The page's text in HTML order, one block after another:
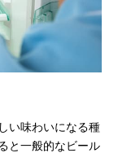
い味わいになる種
と一般的なビール